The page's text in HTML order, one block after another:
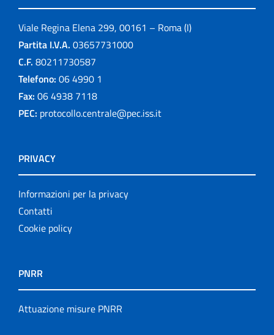
Viale Regina Elena 299, 00161 – Roma (I)
Partita I.V.A. 03657731000
C.F. 80211730587
Telefono: 06 4990 1
Fax: 06 4938 7118
PEC: protocollo.centrale@pec.iss.it
PRIVACY
Informazioni per la privacy
Contatti
Cookie policy
PNRR
Attuazione misure PNRR